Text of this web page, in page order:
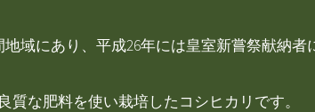
域にあり、平成26年には皇室新嘗祭献納者
な肥料を使い栽培したコシヒカリです。